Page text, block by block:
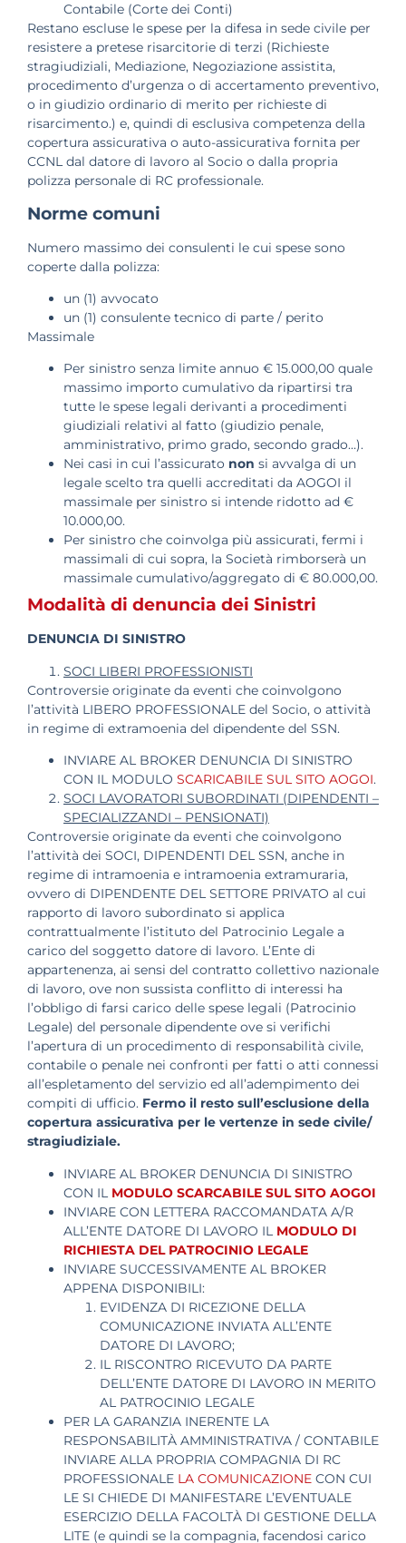
Contabile (Corte dei Conti)
Restano escluse le spese per la difesa in sede civile per
resistere a pretese risarcitorie di terzi (Richieste
stragiudiziali, Mediazione, Negoziazione assistita,
procedimento d’urgenza o di accertamento preventivo,
o in giudizio ordinario di merito per richieste di
risarcimento.) e, quindi di esclusiva competenza della
copertura assicurativa o auto-assicurativa fornita per
CCNL dal datore di lavoro al Socio o dalla propria
polizza personale di RC professionale.
Norme comuni
Numero massimo dei consulenti le cui spese sono
coperte dalla polizza:
un (1) avvocato
un (1) consulente tecnico di parte / perito
Massimale
Per sinistro senza limite annuo € 15.000,00 quale
massimo importo cumulativo da ripartirsi tra
tutte le spese legali derivanti a procedimenti
giudiziali relativi al fatto (giudizio penale,
amministrativo, primo grado, secondo grado…).
Nei casi in cui l’assicurato non si avvalga di un
legale scelto tra quelli accreditati da AOGOI il
massimale per sinistro si intende ridotto ad €
10.000,00.
Per sinistro che coinvolga più assicurati, fermi i
massimali di cui sopra, la Società rimborserà un
massimale cumulativo/aggregato di € 80.000,00.
Modalità di denuncia dei Sinistri
DENUNCIA DI SINISTRO
SOCI LIBERI PROFESSIONISTI
Controversie originate da eventi che coinvolgono
l’attività LIBERO PROFESSIONALE del Socio, o attività
in regime di extramoenia del dipendente del SSN.
INVIARE AL BROKER DENUNCIA DI SINISTRO
CON IL MODULO SCARICABILE SUL SITO AOGOI.
SOCI LAVORATORI SUBORDINATI (DIPENDENTI –
SPECIALIZZANDI – PENSIONATI)
Controversie originate da eventi che coinvolgono
l’attività dei SOCI, DIPENDENTI DEL SSN, anche in
regime di intramoenia e intramoenia extramuraria,
ovvero di DIPENDENTE DEL SETTORE PRIVATO al cui
rapporto di lavoro subordinato si applica
contrattualmente l’istituto del Patrocinio Legale a
carico del soggetto datore di lavoro. L’Ente di
appartenenza, ai sensi del contratto collettivo nazionale
di lavoro, ove non sussista conflitto di interessi ha
l’obbligo di farsi carico delle spese legali (Patrocinio
Legale) del personale dipendente ove si verifichi
l’apertura di un procedimento di responsabilità civile,
contabile o penale nei confronti per fatti o atti connessi
all’espletamento del servizio ed all’adempimento dei
compiti di ufficio. Fermo il resto sull’esclusione della
copertura assicurativa per le vertenze in sede civile/
stragiudiziale.
INVIARE AL BROKER DENUNCIA DI SINISTRO
CON IL MODULO SCARCABILE SUL SITO AOGOI
INVIARE CON LETTERA RACCOMANDATA A/R
ALL’ENTE DATORE DI LAVORO IL MODULO DI
RICHIESTA DEL PATROCINIO LEGALE
INVIARE SUCCESSIVAMENTE AL BROKER
APPENA DISPONIBILI:
EVIDENZA DI RICEZIONE DELLA
COMUNICAZIONE INVIATA ALL’ENTE
DATORE DI LAVORO;
IL RISCONTRO RICEVUTO DA PARTE
DELL’ENTE DATORE DI LAVORO IN MERITO
AL PATROCINIO LEGALE
PER LA GARANZIA INERENTE LA
RESPONSABILITÀ AMMINISTRATIVA / CONTABILE
INVIARE ALLA PROPRIA COMPAGNIA DI RC
PROFESSIONALE LA COMUNICAZIONE CON CUI
LE SI CHIEDE DI MANIFESTARE L’EVENTUALE
ESERCIZIO DELLA FACOLTÀ DI GESTIONE DELLA
LITE (e quindi se la compagnia, facendosi carico